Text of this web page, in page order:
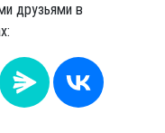
друзьями в